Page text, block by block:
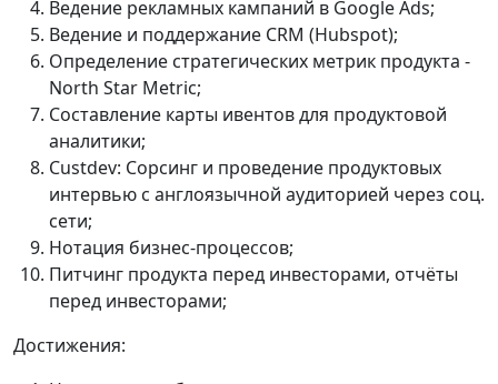
Ведение рекламных кампаний в Google Ads;
Ведение и поддержание CRM (Hubspot);
Определение стратегических метрик продукта -
North Star Metric;
Составление карты ивентов для продуктовой
аналитики;
Custdev: Сорсинг и проведение продуктовых
интервью с англоязычной аудиторией через соц.
сети;
Нотация бизнес-процессов;
Питчинг продукта перед инвесторами, отчёты
перед инвесторами;
Достижения: